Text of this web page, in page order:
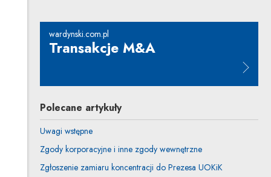
wardynski.com.pl
Transakcje M&A
Uwaga, link zostanie otwarty w
Polecane artykuły
Uwagi wstępne
Zgody korporacyjne i inne zgody wewnętrzne
Zgłoszenie zamiaru koncentracji do Prezesa UOKiK